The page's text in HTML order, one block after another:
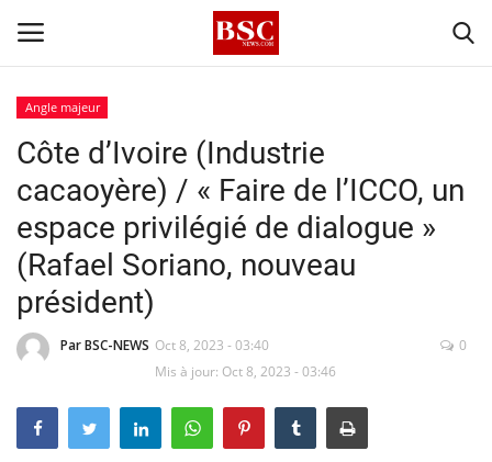
Accueil
Contact
A propos
Signature
Business
Angle majeur
Côte d’Ivoire (Industrie
cacaoyère) / « Faire de l’ICCO, un
espace privilégié de dialogue »
(Rafael Soriano, nouveau
président)
Par BSC-NEWS Oct 8, 2023 - 03:40
Mis à jour: Oct 8, 2023 - 03:46
0